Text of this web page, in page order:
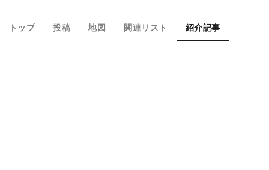
トップ 投稿 地図 関連リスト 紹介記事